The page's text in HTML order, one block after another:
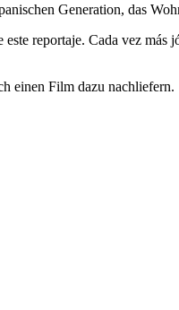
Generation, das
reportaje. Cada vez más
einen Film dazu nachliefern.